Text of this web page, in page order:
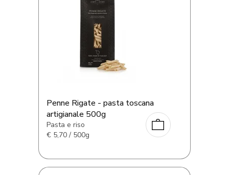
Penne Rigate - pasta toscana
artigianale 500g
Pasta e riso
€ 5,70 / 500g